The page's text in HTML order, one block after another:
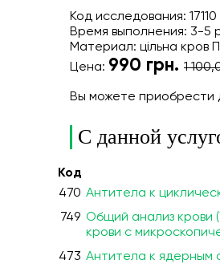
Код исследования: 17110
Время выполнения: 3-5
Материал: цільна кров
Цена: 990 грн. 1
Вы можете приобрести
С данной
Код
470 Антитела к
749 Общий анализ крови
крови с
473 Антитела к ядерным